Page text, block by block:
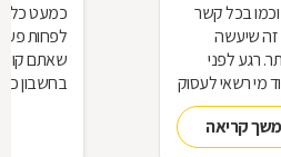
וכמו בכל קשר
זה שיעשה
רגע לפני
מי רשאי לעסוק
כדי לטפל
קריאה
כמעט כל
לפחות
שאתם
בחשבון